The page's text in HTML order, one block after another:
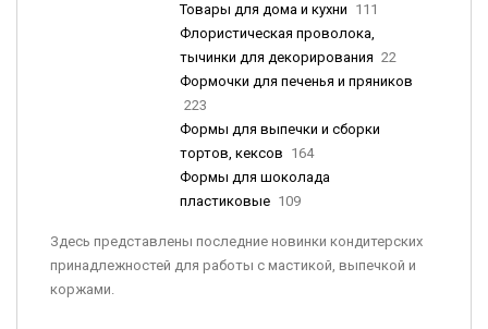
Товары для дома и кухни 111
Флористическая проволока,
тычинки для декорирования 22
Формочки для печенья и пряников
223
Формы для выпечки и сборки
тортов, кексов 164
Формы для шоколада
пластиковые 109
Здесь представлены последние новинки кондитерских
принадлежностей для работы с мастикой, выпечкой и
коржами.